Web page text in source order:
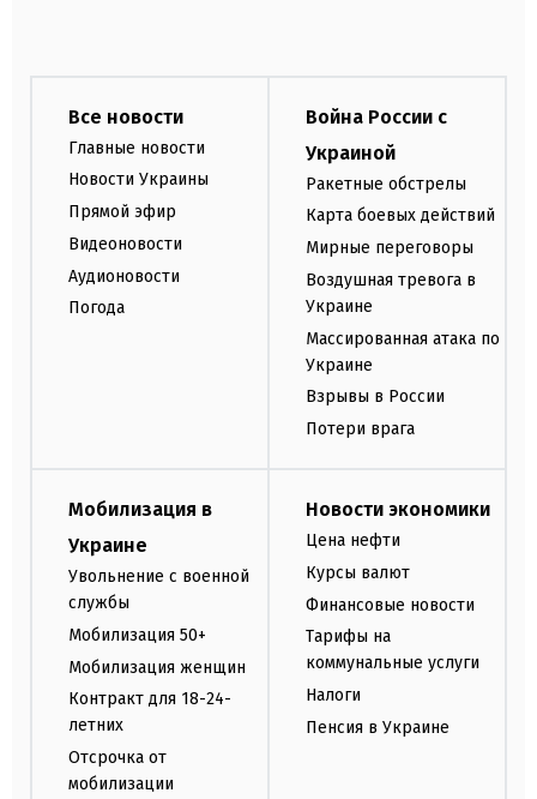
Все новости
Главные новости
Новости Украины
Прямой эфир
Видеоновости
Аудионовости
Погода
Война России с
Украиной
Ракетные обстрелы
Карта боевых действий
Мирные переговоры
Воздушная тревога в
Украине
Массированная атака по
Украине
Взрывы в России
Потери врага
Мобилизация в
Украине
Увольнение с военной
службы
Мобилизация 50+
Мобилизация женщин
Контракт для 18-24-
летних
Отсрочка от
мобилизации
Новости экономики
Цена нефти
Курсы валют
Финансовые новости
Тарифы на
коммунальные услуги
Налоги
Пенсия в Украине